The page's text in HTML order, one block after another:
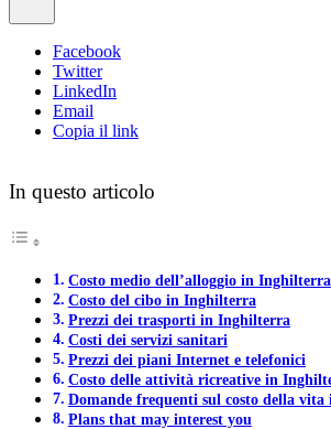
Facebook
Twitter
LinkedIn
Email
Copia il link
In questo articolo
Costo medio dell’alloggio in Inghilterra
Costo del cibo in Inghilterra
Prezzi dei trasporti in Inghilterra
Costi dei servizi sanitari
Prezzi dei piani Internet e telefonici
Costo delle attività ricreative in
Domande frequenti sul costo della
Plans that may interest you